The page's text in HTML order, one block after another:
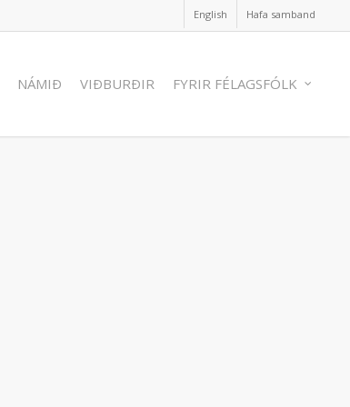
English Hafa samband
NÁMIÐ VIÐBURÐIR FYRIR FÉLAGSFÓLK